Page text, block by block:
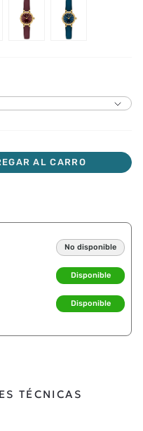
AL CARRO
No disponible
Disponible
Disponible
TÉCNICAS